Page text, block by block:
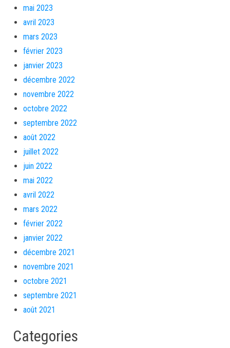
mai 2023
avril 2023
mars 2023
février 2023
janvier 2023
décembre 2022
novembre 2022
octobre 2022
septembre 2022
août 2022
juillet 2022
juin 2022
mai 2022
avril 2022
mars 2022
février 2022
janvier 2022
décembre 2021
novembre 2021
octobre 2021
septembre 2021
août 2021
Categories